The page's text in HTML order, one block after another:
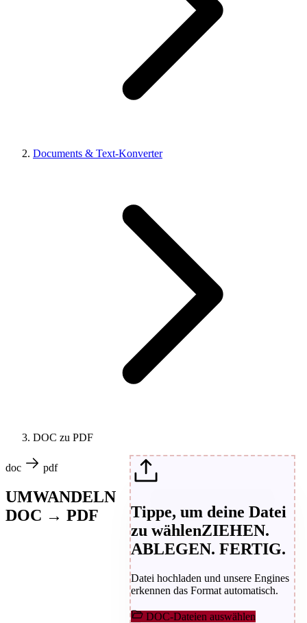
Documents & Text-Konverter
DOC zu PDF
doc pdf
UMWANDELN
DOC → PDF
Tippe, um deine Datei
zu wählenZIEHEN.
ABLEGEN. FERTIG.
Datei hochladen und unsere Engines
erkennen das Format automatisch.
DOC-Dateien auswählen